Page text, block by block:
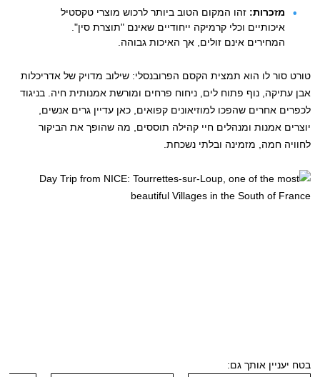
מזכרות: זהו המקום הטוב ביותר לרכוש מוצרי טקסטיל
איכותיים וכלי קרמיקה ייחודיים שאינם "תוצרת סין".
המחירים אינם זולים, אך האיכות גבוהה.
טורט סור לו הוא תמצית הקסם הפרובנסלי: שילוב מדויק של אדריכלות
אבן עתיקה, נוף פתוח לים, ניחוח פרחים ומורשת אמנותית חיה. בניגוד
לכפרים אחרים שהפכו למוזיאונים קפואים, כאן עדיין גרים אנשים,
יוצרים אמנות ומנהלים חיי קהילה תוססים, מה שהופך את הביקור
לחוויה חמה, מזמינה ובלתי נשכחת.
בטח יעניין אותך גם: